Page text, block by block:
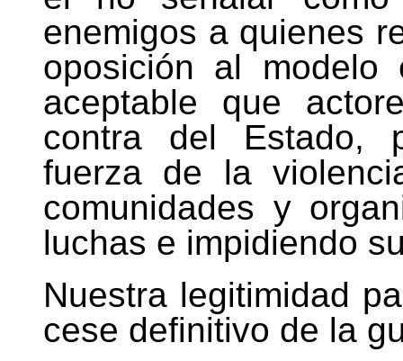
enemigos a quienes
oposición al modelo
aceptable que
contra del Estado,
fuerza de la
comunidades y
luchas e impidiendo
Nuestra legitimidad
cese definitivo de la